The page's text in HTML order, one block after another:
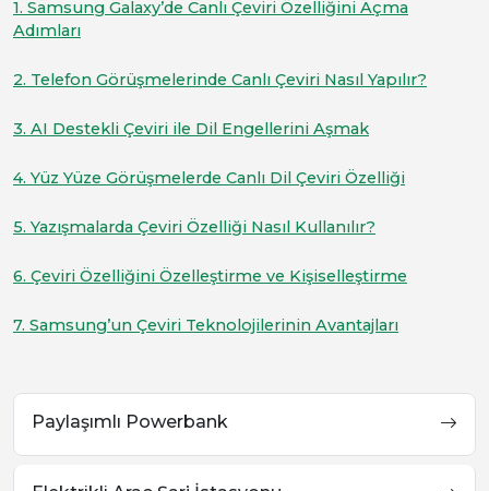
1. Samsung Galaxy’de Canlı Çeviri Özelliğini Açma
Adımları
2. Telefon Görüşmelerinde Canlı Çeviri Nasıl Yapılır?
3. AI Destekli Çeviri ile Dil Engellerini Aşmak
4. Yüz Yüze Görüşmelerde Canlı Dil Çeviri Özelliği
5. Yazışmalarda Çeviri Özelliği Nasıl Kullanılır?
6. Çeviri Özelliğini Özelleştirme ve Kişiselleştirme
7. Samsung’un Çeviri Teknolojilerinin Avantajları
Paylaşımlı Powerbank